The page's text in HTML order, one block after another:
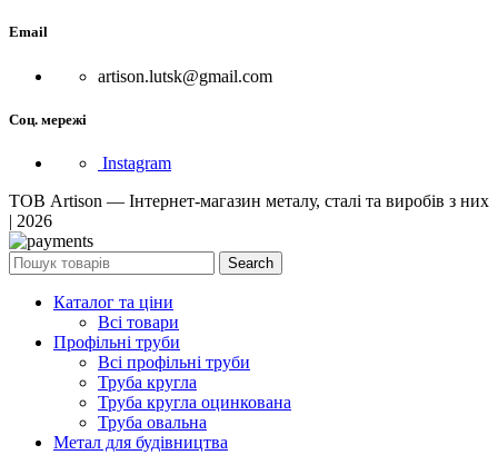
Email
artison.lutsk@gmail.com
Соц. мережі
Instagram
ТОВ Artison — Інтернет-магазин металу, сталі та виробів з них
| 2026
Search
Каталог та ціни
Всі товари
Профільні труби
Всі профільні труби
Труба кругла
Труба кругла оцинкована
Труба овальна
Метал для будівництва